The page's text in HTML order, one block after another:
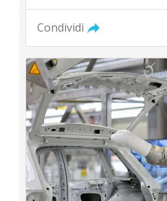
Condividi